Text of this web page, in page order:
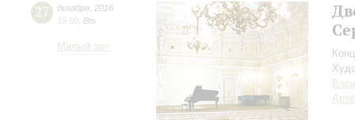
27 декабря 2016
19:00 Вт
Малый зал